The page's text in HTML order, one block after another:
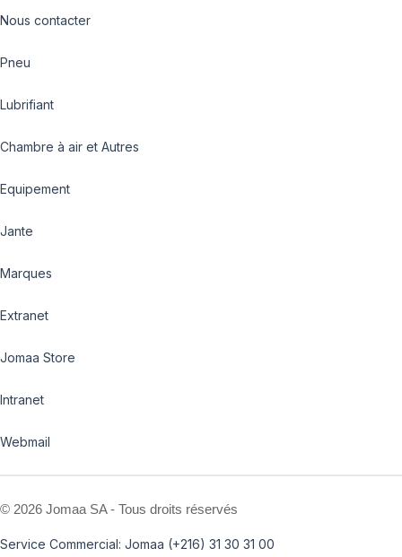
Nous contacter
Pneu
Lubrifiant
Chambre à air et Autres
Equipement
Jante
Marques
Extranet
Jomaa Store
Intranet
Webmail
© 2026 Jomaa SA - Tous droits réservés
Service Commercial: Jomaa (+216) 31 30 31 00